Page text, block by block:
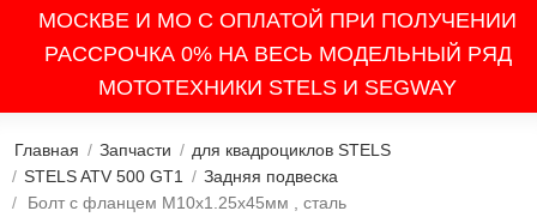
МОСКВЕ И МО С ОПЛАТОЙ ПРИ ПОЛУЧЕНИИ
РАССРОЧКА 0% НА ВЕСЬ МОДЕЛЬНЫЙ РЯД
МОТОТЕХНИКИ STELS И SEGWAY
Главная / Запчасти / для квадроциклов STELS
/ STELS ATV 500 GT1 / Задняя подвеска
/
Болт с фланцем M10х1.25х45мм , сталь